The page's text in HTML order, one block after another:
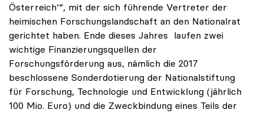
Österreich‘“, mit der sich führende Vertreter der
heimischen Forschungslandschaft an den Nationalrat
gerichtet haben. Ende dieses Jahres laufen zwei
wichtige Finanzierungsquellen der
Forschungsförderung aus, nämlich die 2017
beschlossene Sonderdotierung der Nationalstiftung
für Forschung, Technologie und Entwicklung (jährlich
100 Mio. Euro) und die Zweckbindung eines Teils der